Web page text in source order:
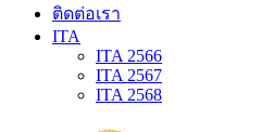
ติดต่อเรา
ITA
ITA 2566
ITA 2567
ITA 2568